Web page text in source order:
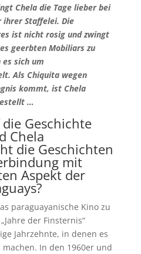
Chela die Tage lieber bei
Staffelei. Die
ist nicht rosig und zwingt
geerbten Mobiliars zu
sich um
Als Chiquita wegen
kommt, ist Chela
…
Geschichte
Chela
die Geschichten
mit
Aspekt der
paraguayanische Kino zu
der Finsternis“
Jahrzehnte, in denen es
In den 1960er und